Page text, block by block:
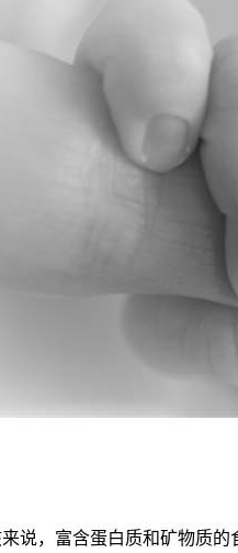
，富含蛋白质和矿物质的